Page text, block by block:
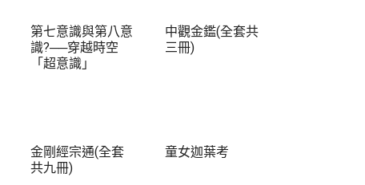
第七意識與第八意
識?──穿越時空
「超意識」
中觀金鑑(全套共
三冊)
金剛經宗通(全套
共九冊)
童女迦葉考